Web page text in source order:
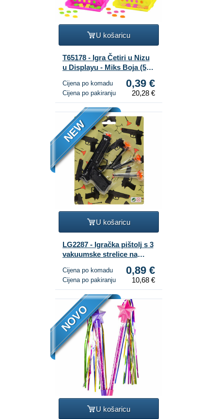
U košaricu
T65178 - Igra Četiri u Nizu
u Displayu - Miks Boja (52
Cijena po komadu 0,39 €
Cijena po pakiranju 20,28 €
NEW
U košaricu
LG2287 - Igračka pištolj s 3
vakuumske strelice na
Cijena po komadu 0,89 €
Cijena po pakiranju 10,68 €
NOVO
U košaricu